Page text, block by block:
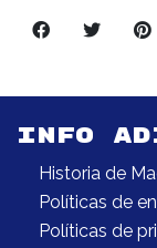
INFO
Historia de
Políticas de
Políticas de